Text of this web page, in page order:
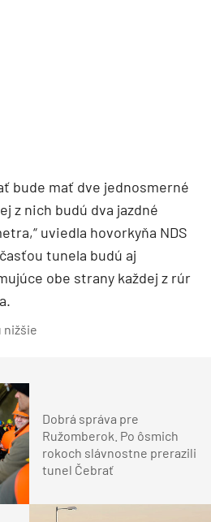
bude mať dve jednosmerné
z nich budú dva jazdné
uviedla hovorkyňa NDS
tunela budú aj
obe strany každej z rúr
Dobrá správa pre
Ružomberok. Po ôsmich
rokoch slávnostne prerazili
tunel Čebrať